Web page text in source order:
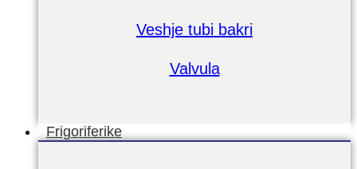
Veshje tubi bakri
Valvula
Frigoriferike